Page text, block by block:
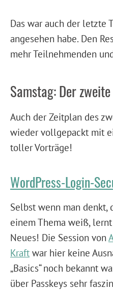
Das war auch der letzte
angesehen habe. Den
mehr Teilnehmenden
Samstag: Der
Auch der Zeitplan des
wieder vollgepackt mit
toller Vorträge!
WordPress-Login-
Selbst wenn man denkt,
einem Thema weiß,
Neues! Die Session von
Kraft war hier keine
„Basics“ noch bekannt
über Passkeys sehr